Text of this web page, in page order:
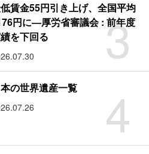
3
賃金55円引き上げ、全国平均
円に―厚労省審議会 : 前年度
を下回る
4
の世界遺産一覧